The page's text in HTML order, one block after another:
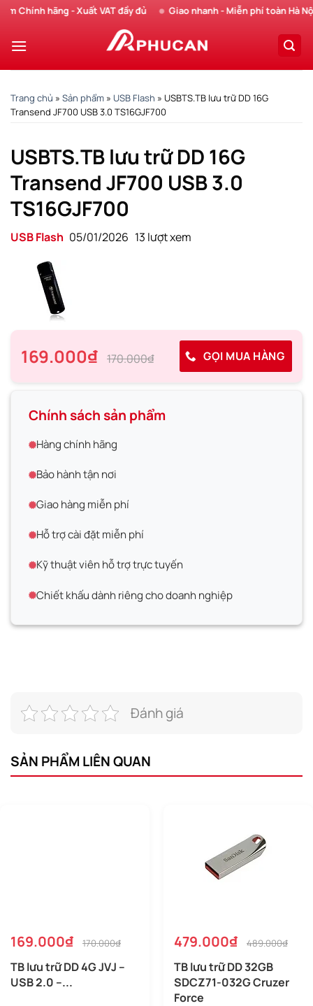
Chuyển
nội
Chính hãng - Xuất VAT đầy đủ Giao nhanh - Miễn phí toàn Hà Nội
Trang chủ » Sản phẩm » USB Flash » USBTS.TB lưu trữ DD 16G
Transend JF700 USB 3.0 TS16GJF700
USBTS.TB lưu trữ DD 16G
Transend JF700 USB 3.0
TS16GJF700
USB Flash 05/01/2026 13 lượt xem
169.000₫ 170.000₫ GỌI MUA HÀNG
Chính sách sản phẩm
Hàng chính hãng
Bảo hành tận nơi
Giao hàng miễn phí
Hỗ trợ cài đặt miễn phí
Kỹ thuật viên hỗ trợ trực tuyến
Chiết khấu dành riêng cho doanh nghiệp
Đánh giá
SẢN PHẨM LIÊN QUAN
169.000₫ 170.000₫
TB lưu trữ DD 4G JVJ –
USB 2.0 –...
479.000₫ 489.000₫
TB lưu trữ DD 32GB
SDCZ71-032G Cruzer
Force